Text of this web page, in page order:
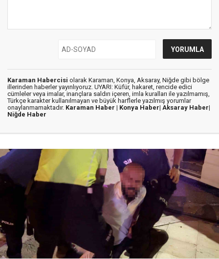
Karaman Habercisi olarak Karaman, Konya, Aksaray, Niğde gibi bölge
illerinden haberler yayınlıyoruz. UYARI: Küfür, hakaret, rencide edici
cümleler veya imalar, inançlara saldırı içeren, imla kuralları ile yazılmamış,
Türkçe karakter kullanılmayan ve büyük harflerle yazılmış yorumlar
onaylanmamaktadır. Karaman Haber | Konya Haber| Aksaray Haber|
Niğde Haber